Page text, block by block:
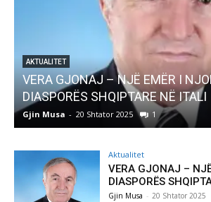
AKTUALITET
Pregaditi Gjin Musa-Rome-
Gjin Musa - 8 Shtator 2025 0
Aktualitet
VERA GJONAJ –
DIASPORËS
Gjin Musa - 20 Shtator 2025